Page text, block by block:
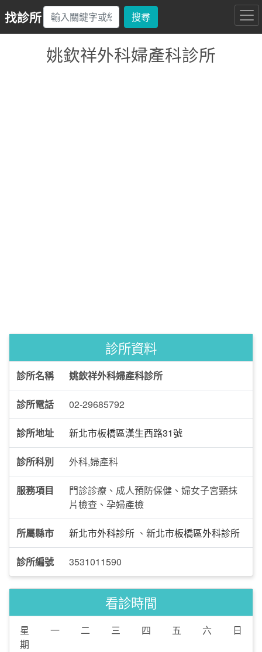
找診所 搜尋
姚欽祥外科婦產科診所
診所資料
診所名稱 姚欽祥外科婦產科診所
診所電話 02-29685792
診所地址 新北市板橋區漢生西路31號
診所科別 外科,婦產科
服務項目
門診診療、成人預防保健、婦女子宮頸抹
片檢查、孕婦產檢
所屬縣市 新北市外科診所 、 新北市板橋區外科診所
診所編號 3531011590
看診時間
星
期
一 二 三 四 五 六 日